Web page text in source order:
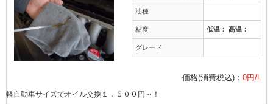
油種
粘度 低温： 高温：
グレード
価格(消費税込)： 0円/L
軽自動車サイズでオイル交換１．５００円～！